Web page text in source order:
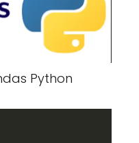
Python